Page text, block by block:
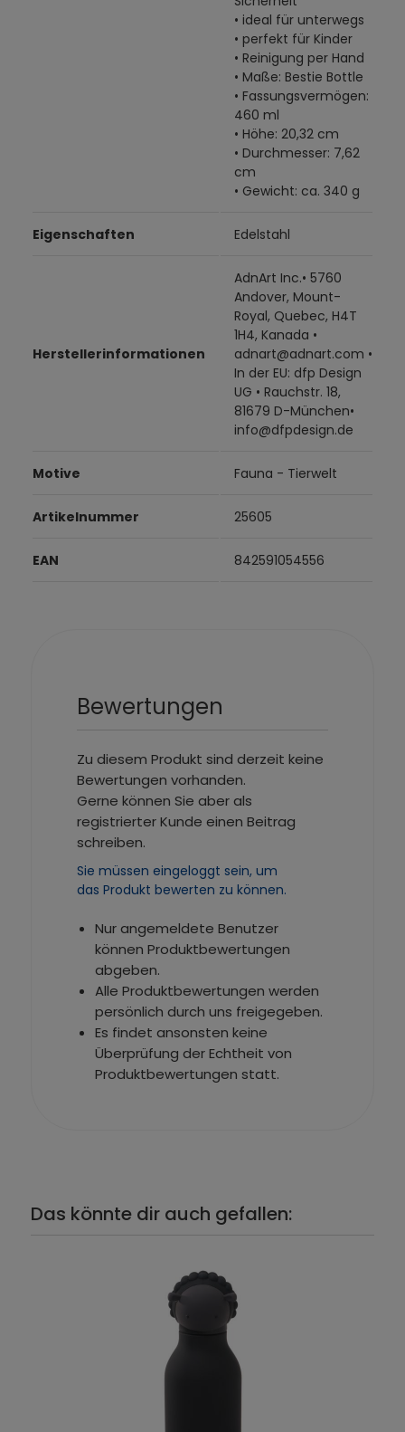
• ideal für unterwegs
• perfekt für Kinder
• Reinigung per Hand
• Maße: Bestie Bottle
• Fassungsvermögen:
460 ml
• Höhe: 20,32 cm
• Durchmesser: 7,62
cm
• Gewicht: ca. 340 g
Eigenschaften Edelstahl
Herstellerinformationen
AdnArt Inc.• 5760
Andover, Mount-
Royal, Quebec, H4T
1H4, Kanada •
adnart@adnart.com •
In der EU: dfp Design
UG • Rauchstr. 18,
81679 D-München•
info@dfpdesign.de
Motive Fauna - Tierwelt
Artikelnummer 25605
EAN 842591054556
Bewertungen
Zu diesem Produkt sind derzeit keine
Bewertungen vorhanden.
Gerne können Sie aber als
registrierter Kunde einen Beitrag
schreiben.
Sie müssen eingeloggt sein, um
das Produkt bewerten zu können.
Nur angemeldete Benutzer
können Produktbewertungen
abgeben.
Alle Produktbewertungen werden
persönlich durch uns freigegeben.
Es findet ansonsten keine
Überprüfung der Echtheit von
Produktbewertungen statt.
Das könnte dir auch gefallen: